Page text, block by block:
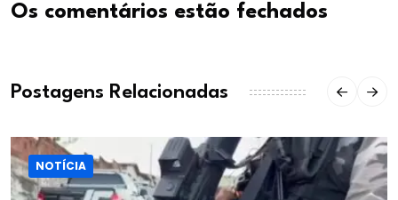
Os comentários estão fechados
Postagens Relacionadas
NOTÍCIA